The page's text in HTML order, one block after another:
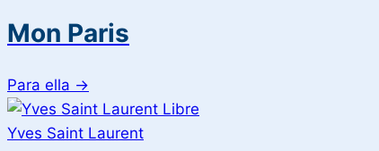
Mon Paris
Para ella →
Yves Saint Laurent